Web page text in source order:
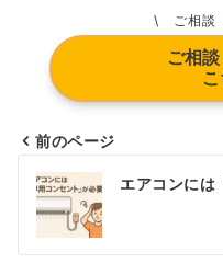
\ ご相談
ご相
こ
投
稿
ナ
前のページ
エアコンには